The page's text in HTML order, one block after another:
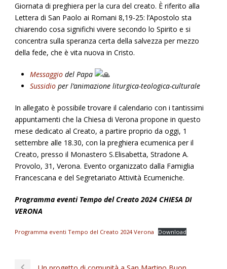
Giornata di preghiera per la cura del creato. È riferito alla
Lettera di San Paolo ai Romani 8,19-25: l’Apostolo sta
chiarendo cosa significhi vivere secondo lo Spirito e si
concentra sulla speranza certa della salvezza per mezzo
della fede, che è vita nuova in Cristo.
Messaggio del Papa
Sussidio per l’animazione liturgica-teologica-culturale
In allegato è possibile trovare il calendario con i tantissimi
appuntamenti che la Chiesa di Verona propone in questo
mese dedicato al Creato, a partire proprio da oggi, 1
settembre alle 18.30, con la preghiera ecumenica per il
Creato, presso il Monastero S.Elisabetta, Stradone A.
Provolo, 31, Verona. Evento organizzato dalla Famiglia
Francescana e del Segretariato Attività Ecumeniche.
Programma eventi Tempo del Creato 2024 CHIESA DI
VERONA
Programma eventi Tempo del Creato 2024 Verona Download